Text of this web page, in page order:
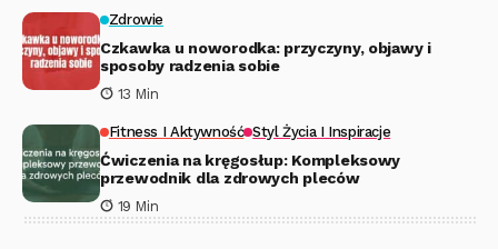
Zdrowie
Czkawka u noworodka: przyczyny, objawy i
sposoby radzenia sobie
13 Min
Fitness I Aktywność Styl Życia I Inspiracje
Ćwiczenia na kręgosłup: Kompleksowy
przewodnik dla zdrowych pleców
19 Min